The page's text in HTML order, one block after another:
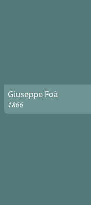
Giuseppe Foà
1866